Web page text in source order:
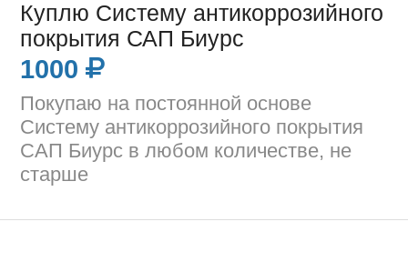
Куплю Систему антикоррозийного
покрытия САП Биурс
1000
Покупаю на постоянной основе
Систему антикоррозийного покрытия
САП Биурс в любом количестве, не
старше